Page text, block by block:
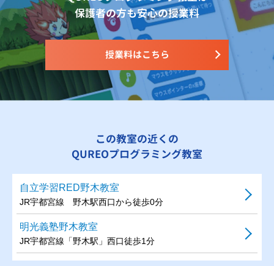
保護者の方も安心の授業料
授業料はこちら
この教室の近くの
QUREOプログラミング教室
自立学習RED野木教室
JR宇都宮線 野木駅西口から徒歩0分
明光義塾野木教室
JR宇都宮線「野木駅」西口徒歩1分